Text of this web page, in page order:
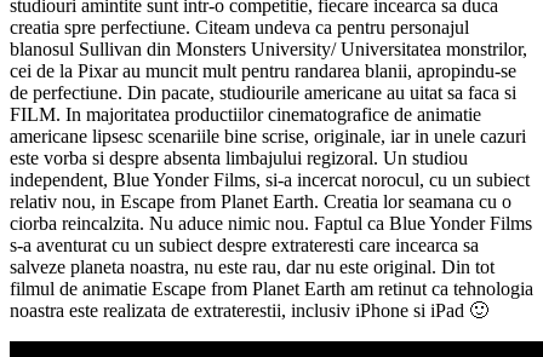
studiouri amintite sunt intr-o competitie, fiecare incearca sa duca
creatia spre perfectiune. Citeam undeva ca pentru personajul
blanosul Sullivan din Monsters University/ Universitatea monstrilor,
cei de la Pixar au muncit mult pentru randarea blanii, apropindu-se
de perfectiune. Din pacate, studiourile americane au uitat sa faca si
FILM. In majoritatea productiilor cinematografice de animatie
americane lipsesc scenariile bine scrise, originale, iar in unele cazuri
este vorba si despre absenta limbajului regizoral. Un studiou
independent, Blue Yonder Films, si-a incercat norocul, cu un subiect
relativ nou, in Escape from Planet Earth. Creatia lor seamana cu o
ciorba reincalzita. Nu aduce nimic nou. Faptul ca Blue Yonder Films
s-a aventurat cu un subiect despre extrateresti care incearca sa
salveze planeta noastra, nu este rau, dar nu este original. Din tot
filmul de animatie Escape from Planet Earth am retinut ca tehnologia
noastra este realizata de extraterestii, inclusiv iPhone si iPad 🙂